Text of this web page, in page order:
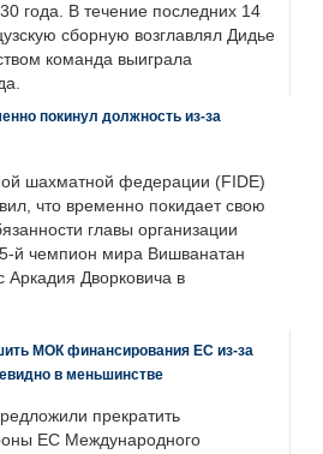
года. В течение последних 14
сборную возглавлял Дидье
команда выиграла
покинул должность из-за
шахматной федерации (FIDE)
что временно покидает свою
главы организации
й чемпион мира Вишванатан
Дворковича в
МОК финансирования ЕС из-за
в меньшинстве
прекратить
ЕС Международного